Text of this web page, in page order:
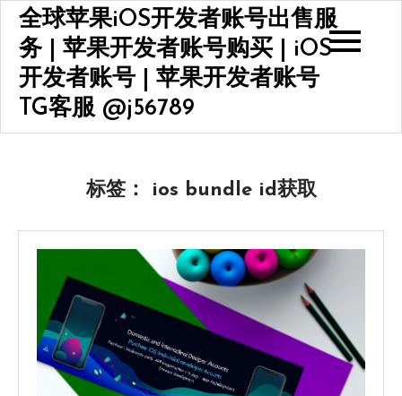
Skip
content
全球苹果iOS开发者账号出售服
务 | 苹果开发者账号购买 | iOS
开发者账号 | 苹果开发者账号
TG客服 @j56789
标签： ios bundle id获取